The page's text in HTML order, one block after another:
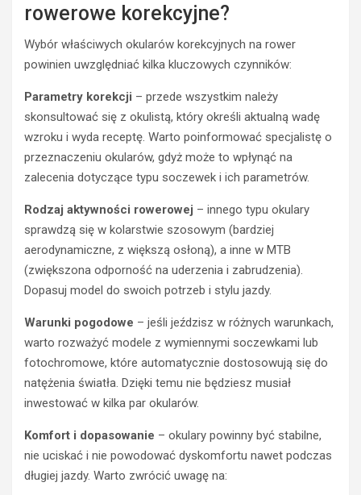
rowerowe korekcyjne?
Wybór właściwych okularów korekcyjnych na rower
powinien uwzględniać kilka kluczowych czynników:
Parametry korekcji – przede wszystkim należy
skonsultować się z okulistą, który określi aktualną wadę
wzroku i wyda receptę. Warto poinformować specjalistę o
przeznaczeniu okularów, gdyż może to wpłynąć na
zalecenia dotyczące typu soczewek i ich parametrów.
Rodzaj aktywności rowerowej – innego typu okulary
sprawdzą się w kolarstwie szosowym (bardziej
aerodynamiczne, z większą osłoną), a inne w MTB
(zwiększona odporność na uderzenia i zabrudzenia).
Dopasuj model do swoich potrzeb i stylu jazdy.
Warunki pogodowe – jeśli jeździsz w różnych warunkach,
warto rozważyć modele z wymiennymi soczewkami lub
fotochromowe, które automatycznie dostosowują się do
natężenia światła. Dzięki temu nie będziesz musiał
inwestować w kilka par okularów.
Komfort i dopasowanie – okulary powinny być stabilne,
nie uciskać i nie powodować dyskomfortu nawet podczas
długiej jazdy. Warto zwrócić uwagę na: